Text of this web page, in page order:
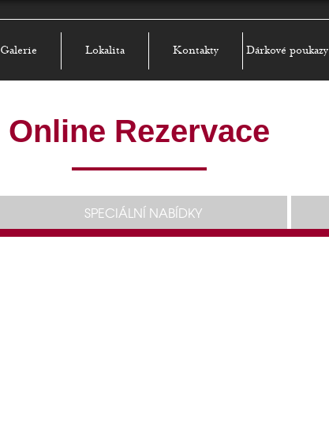
Galerie Lokalita Kontakty Dárkové poukazy
Online Rezervace
SPECIÁLNÍ NABÍDKY